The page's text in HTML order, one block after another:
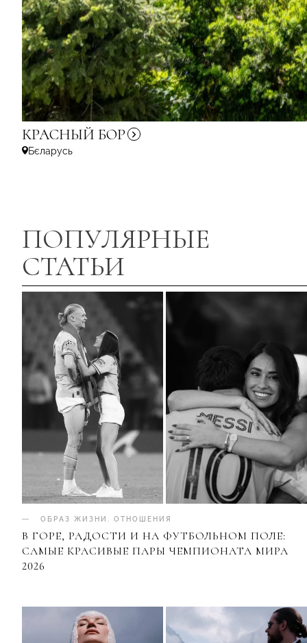
КРАСНЫЙ БОР
Бєларусь
ПОПУЛЯРНЫЕ
СТАТЬИ
ОБРАЗ ЖИЗНИ ОТНОШЕНИЯ
В ГОРЕ, РАДОСТИ И НА ФУТБОЛЬНОМ ПОЛЕ:
САМЫЕ КРАСИВЫЕ ПАРЫ ЧЕМПИОНАТА МИРА
2026